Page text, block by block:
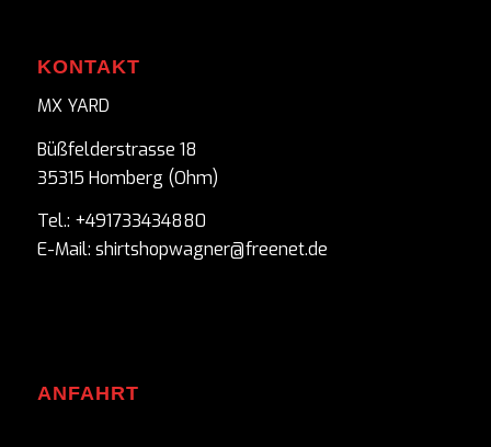
KONTAKT
MX YARD
Büßfelderstrasse 18
35315 Homberg (Ohm)
Tel.: +491733434880
E-Mail: shirtshopwagner@freenet.de
ANFAHRT